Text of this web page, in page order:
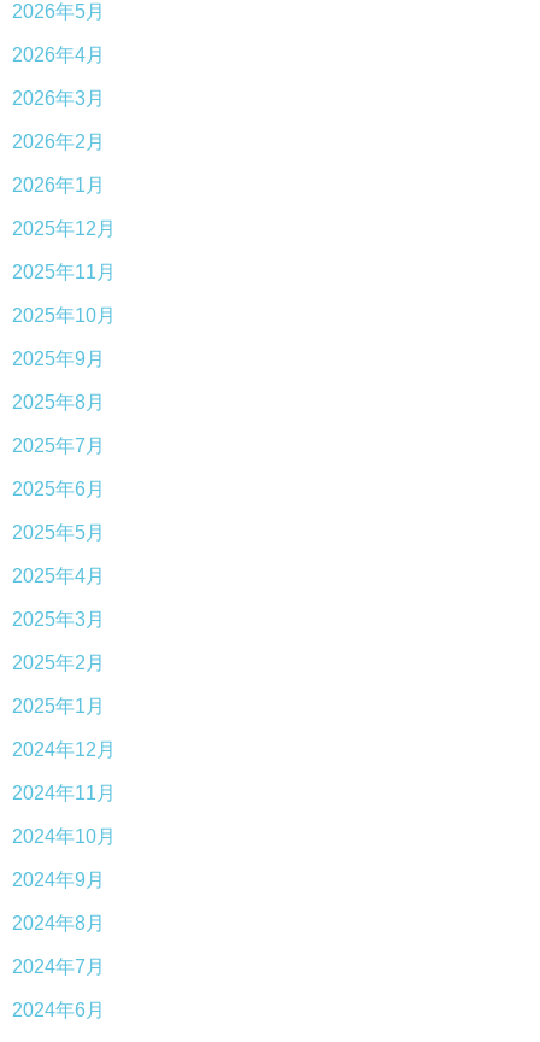
2026年5月
2026年4月
2026年3月
2026年2月
2026年1月
2025年12月
2025年11月
2025年10月
2025年9月
2025年8月
2025年7月
2025年6月
2025年5月
2025年4月
2025年3月
2025年2月
2025年1月
2024年12月
2024年11月
2024年10月
2024年9月
2024年8月
2024年7月
2024年6月